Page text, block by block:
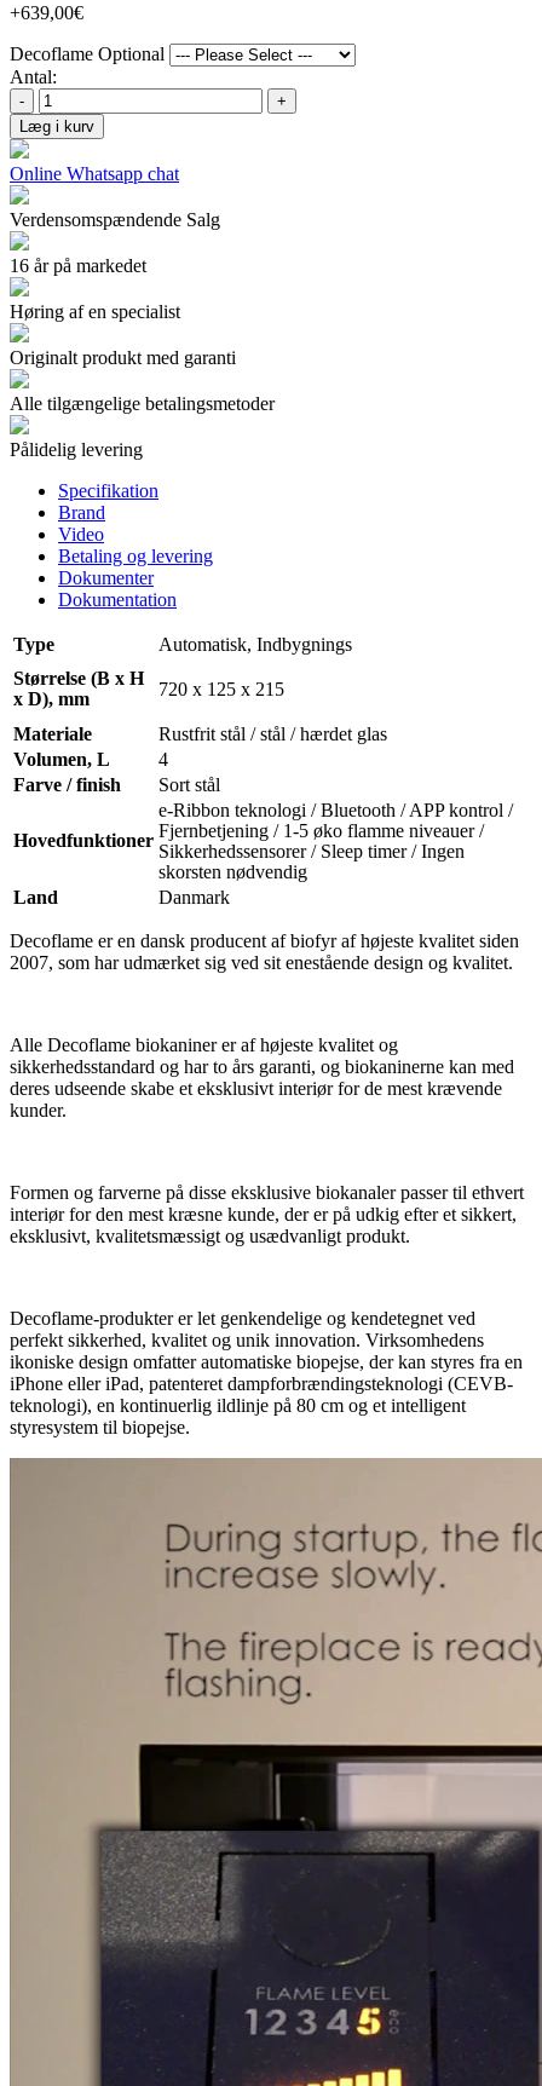
+639,00€
Decoflame Optional
Antal:
-
+
Læg i kurv
Online Whatsapp chat
Verdensomspændende Salg
16 år på markedet
Høring af en specialist
Originalt produkt med garanti
Alle tilgængelige betalingsmetoder
Pålidelig levering
Specifikation
Brand
Video
Betaling og levering
Dokumenter
Dokumentation
Type
Automatisk, Indbygnings
Størrelse (B x H
x D), mm
720 x 125 x 215
Materiale
Rustfrit stål / stål / hærdet glas
Volumen, L
4
Farve / finish
Sort stål
Hovedfunktioner
e-Ribbon teknologi / Bluetooth / APP kontrol /
Fjernbetjening / 1-5 øko flamme niveauer /
Sikkerhedssensorer / Sleep timer / Ingen
skorsten nødvendig
Land
Danmark
Decoflame er en dansk producent af biofyr af højeste kvalitet siden
2007, som har udmærket sig ved sit enestående design og kvalitet.
Alle Decoflame biokaniner er af højeste kvalitet og
sikkerhedsstandard og har to års garanti, og biokaninerne kan med
deres udseende skabe et eksklusivt interiør for de mest krævende
kunder.
Formen og farverne på disse eksklusive biokanaler passer til ethvert
interiør for den mest kræsne kunde, der er på udkig efter et sikkert,
eksklusivt, kvalitetsmæssigt og usædvanligt produkt.
Decoflame-produkter er let genkendelige og kendetegnet ved
perfekt sikkerhed, kvalitet og unik innovation. Virksomhedens
ikoniske design omfatter automatiske biopejse, der kan styres fra en
iPhone eller iPad, patenteret dampforbrændingsteknologi (CEVB-
teknologi), en kontinuerlig ildlinje på 80 cm og et intelligent
styresystem til biopejse.